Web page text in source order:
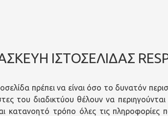
ΙΣΤΟΣΕΛΙΔΑΣ
πρέπει να είναι όσο το δυνατόν
του διαδικτύου θέλουν να
κατανοητό τρόπο όλες τις πληροφορίες